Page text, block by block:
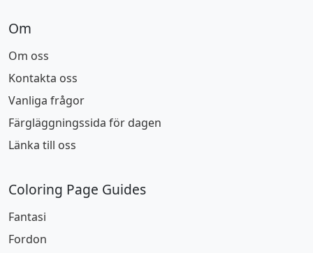
Om
Om oss
Kontakta oss
Vanliga frågor
Färgläggningssida för dagen
Länka till oss
Coloring Page Guides
Fantasi
Fordon